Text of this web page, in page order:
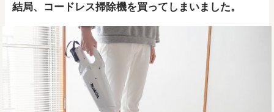
結局、コードレス掃除機を買ってしまいました。